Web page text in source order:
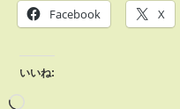
Facebook X
いいね: